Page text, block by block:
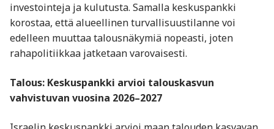
investointeja ja kulutusta. Samalla keskuspankki
korostaa, että alueellinen turvallisuustilanne voi
edelleen muuttaa talousnäkymiä nopeasti, joten
rahapolitiikkaa jatketaan varovaisesti.
Talous: Keskuspankki arvioi talouskasvun
vahvistuvan vuosina 2026–2027